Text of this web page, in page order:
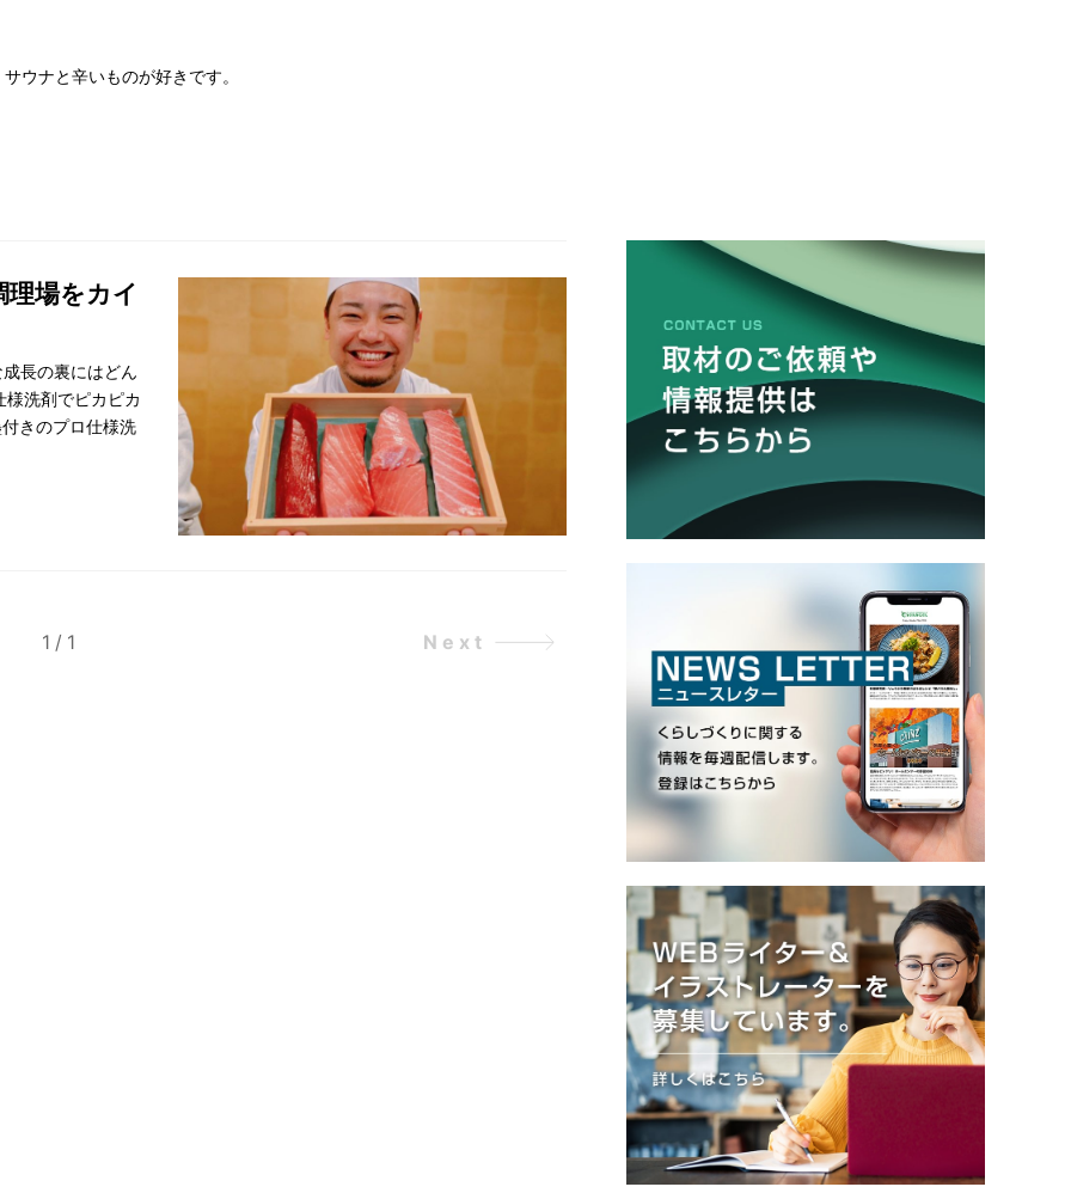
ウナと辛いものが好きです。
理場をカイ
長の裏にはどん
洗剤でピカピカ
きのプロ仕様洗
1 / 1 Next